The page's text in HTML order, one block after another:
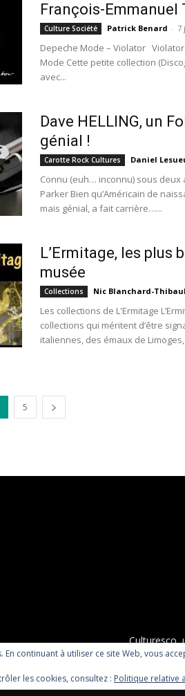
François-Emmanuel
Culture Société Patrick Benard - 7
Depeche Mode – Violator
Mode Cette petite collection
avec...
Dave HELLING, un
génial !
Carotte Rock Cultures Daniel
Connu (euh… inconnu) sous deux
Parker Bien qu’Américain de
mais génial, a fait carrière…...
L’Ermitage, les plus
musée
Collections Nic Blanchard-
Les collections de L'Ermitage
collections qui méritent d’être
italiennes, des émaux de
5
Culturesco,
continuant à utiliser ce site Web, vous
les cookies, consultez : Politique relative